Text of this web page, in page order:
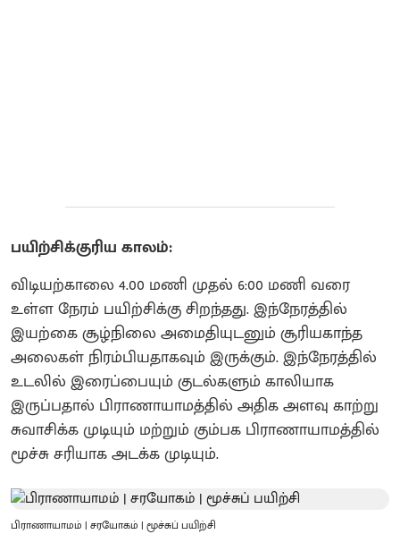
பயிற்சிக்குரிய காலம்:
விடியற்காலை 4.00 மணி முதல் 6:00 மணி வரை
உள்ள நேரம் பயிற்சிக்கு சிறந்தது. இந்நேரத்தில்
இயற்கை சூழ்நிலை அமைதியுடனும் சூரியகாந்த
அலைகள் நிரம்பியதாகவும் இருக்கும். இந்நேரத்தில்
உடலில் இரைப்பையும் குடல்களும் காலியாக
இருப்பதால் பிராணாயாமத்தில் அதிக அளவு காற்று
சுவாசிக்க முடியும் மற்றும் கும்பக பிராணாயாமத்தில்
மூச்சு சரியாக அடக்க முடியும்.
பிராணாயாமம் | சரயோகம் | மூச்சுப் பயிற்சி